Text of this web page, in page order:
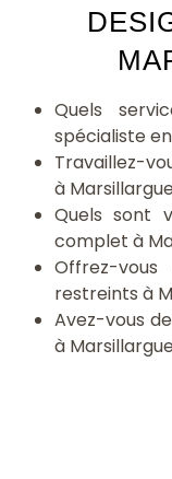
Quels
spécialiste
Travaillez-
à
Quels sont
complet à
Offrez-
restreints à
Avez-vous
à